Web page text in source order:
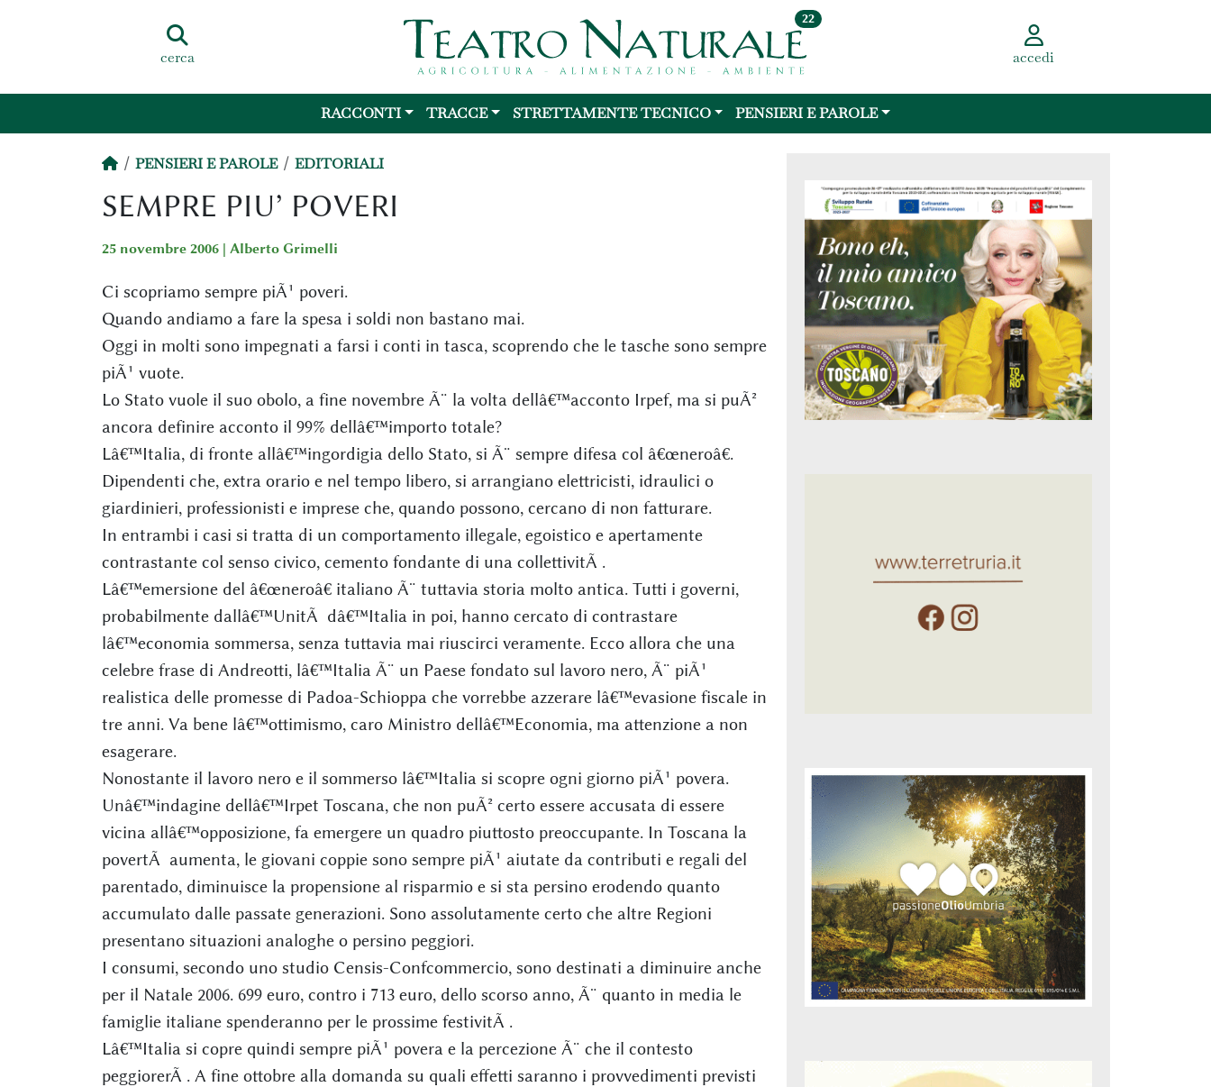
cerca
22
accedi
RACCONTI TRACCE STRETTAMENTE TECNICO PENSIERI E PAROLE
PENSIERI E PAROLE EDITORIALI
SEMPRE PIU’ POVERI
25 novembre 2006 | Alberto Grimelli
Ci scopriamo sempre piÃ¹ poveri.
Quando andiamo a fare la spesa i soldi non bastano mai.
Oggi in molti sono impegnati a farsi i conti in tasca, scoprendo che le tasche sono sempre
piÃ¹ vuote.
Lo Stato vuole il suo obolo, a fine novembre Ã¨ la volta dellâ€™acconto Irpef, ma si puÃ²
ancora definire acconto il 99% dellâ€™importo totale?
Lâ€™Italia, di fronte allâ€™ingordigia dello Stato, si Ã¨ sempre difesa col â€œneroâ€.
Dipendenti che, extra orario e nel tempo libero, si arrangiano elettricisti, idraulici o
giardinieri, professionisti e imprese che, quando possono, cercano di non fatturare.
In entrambi i casi si tratta di un comportamento illegale, egoistico e apertamente
contrastante col senso civico, cemento fondante di una collettivitÃ .
Lâ€™emersione del â€œneroâ€ italiano Ã¨ tuttavia storia molto antica. Tutti i governi,
probabilmente dallâ€™UnitÃ dâ€™Italia in poi, hanno cercato di contrastare
lâ€™economia sommersa, senza tuttavia mai riuscirci veramente. Ecco allora che una
celebre frase di Andreotti, lâ€™Italia Ã¨ un Paese fondato sul lavoro nero, Ã¨ piÃ¹
realistica delle promesse di Padoa-Schioppa che vorrebbe azzerare lâ€™evasione fiscale in
tre anni. Va bene lâ€™ottimismo, caro Ministro dellâ€™Economia, ma attenzione a non
esagerare.
Nonostante il lavoro nero e il sommerso lâ€™Italia si scopre ogni giorno piÃ¹ povera.
Unâ€™indagine dellâ€™Irpet Toscana, che non puÃ² certo essere accusata di essere
vicina allâ€™opposizione, fa emergere un quadro piuttosto preoccupante. In Toscana la
povertÃ aumenta, le giovani coppie sono sempre piÃ¹ aiutate da contributi e regali del
parentado, diminuisce la propensione al risparmio e si sta persino erodendo quanto
accumulato dalle passate generazioni. Sono assolutamente certo che altre Regioni
presentano situazioni analoghe o persino peggiori.
I consumi, secondo uno studio Censis-Confcommercio, sono destinati a diminuire anche
per il Natale 2006. 699 euro, contro i 713 euro, dello scorso anno, Ã¨ quanto in media le
famiglie italiane spenderanno per le prossime festivitÃ .
Lâ€™Italia si copre quindi sempre piÃ¹ povera e la percezione Ã¨ che il contesto
peggiorerÃ . A fine ottobre alla domanda su quali effetti saranno i provvedimenti previsti